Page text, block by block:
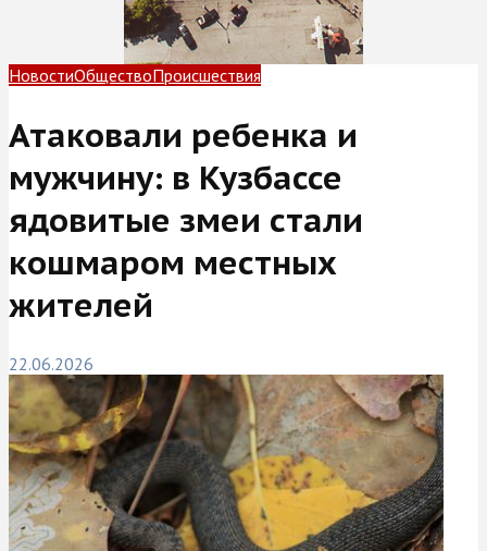
НовостиОбществоПроисшествия
Атаковали ребенка и
мужчину: в Кузбассе
ядовитые змеи стали
кошмаром местных
жителей
22.06.2026